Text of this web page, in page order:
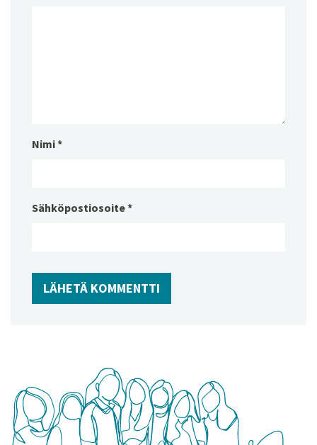
Nimi*
Sähköpostiosoite*